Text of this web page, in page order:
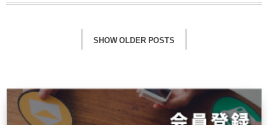
SHOW OLDER POSTS
HOME 学ぶ マインドセット